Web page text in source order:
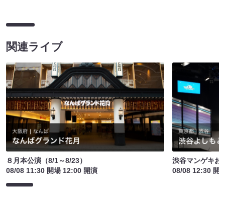
関連ライブ
８月本公演（8/1～8/23）
08/08 11:30 開場 12:00 開演
渋谷マンゲキ
08/08 12:30 開